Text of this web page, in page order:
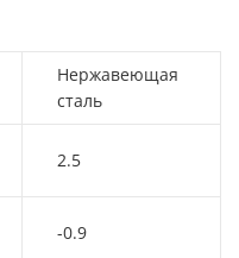
Нержавеющая
сталь
2.5
-0.9